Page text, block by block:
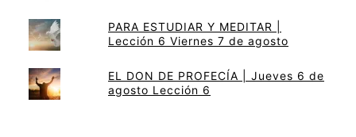
PARA ESTUDIAR Y MEDITAR |
Lección 6 Viernes 7 de agosto
EL DON DE PROFECÍA | Jueves 6 de
agosto Lección 6